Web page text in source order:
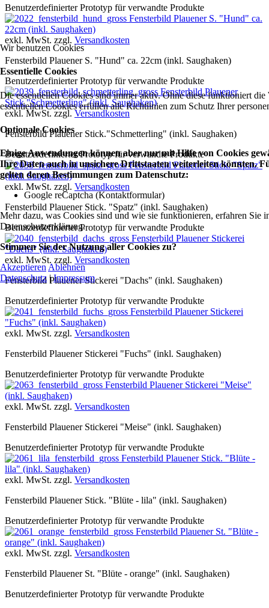
Benutzerdefinierter Prototyp für verwandte Produkte
Fensterbild Plauener S. "Hund" ca.
22cm (inkl. Saughaken)
exkl. MwSt. zzgl. Versandkosten
Fensterbild Plauener S. "Hund" ca. 22cm (inkl. Saughaken)
Benutzerdefinierter Prototyp für verwandte Produkte
Fensterbild Plauener
Stick."Schmetterling" (inkl. Saughaken)
exkl. MwSt. zzgl. Versandkosten
Fensterbild Plauener Stick."Schmetterling" (inkl. Saughaken)
Benutzerdefinierter Prototyp für verwandte Produkte
Fensterbild Plauener Stick. "Spatz"
(inkl. Saughaken)
exkl. MwSt. zzgl. Versandkosten
Fensterbild Plauener Stick. "Spatz" (inkl. Saughaken)
Benutzerdefinierter Prototyp für verwandte Produkte
Fensterbild Plauener Stickerei
"Dachs" (inkl. Saughaken)
exkl. MwSt. zzgl. Versandkosten
Fensterbild Plauener Stickerei "Dachs" (inkl. Saughaken)
Benutzerdefinierter Prototyp für verwandte Produkte
Fensterbild Plauener Stickerei
"Fuchs" (inkl. Saughaken)
exkl. MwSt. zzgl. Versandkosten
Fensterbild Plauener Stickerei "Fuchs" (inkl. Saughaken)
Benutzerdefinierter Prototyp für verwandte Produkte
Fensterbild Plauener Stickerei "Meise"
(inkl. Saughaken)
exkl. MwSt. zzgl. Versandkosten
Fensterbild Plauener Stickerei "Meise" (inkl. Saughaken)
Benutzerdefinierter Prototyp für verwandte Produkte
Fensterbild Plauener Stick. "Blüte -
lila" (inkl. Saughaken)
exkl. MwSt. zzgl. Versandkosten
Fensterbild Plauener Stick. "Blüte - lila" (inkl. Saughaken)
Benutzerdefinierter Prototyp für verwandte Produkte
Fensterbild Plauener St. "Blüte -
orange" (inkl. Saughaken)
exkl. MwSt. zzgl. Versandkosten
Fensterbild Plauener St. "Blüte - orange" (inkl. Saughaken)
Benutzerdefinierter Prototyp für verwandte Produkte
Wir benutzen Cookies
Essentielle Cookies
Die essentiellen Cookies sind immer aktiv. Ohne diese funktioniert die
essentiellen Cookies erfüllen alle Richtlinien zum Schutz Ihrer
Optionale Cookies
Einige Anwendungen können aber nur mit Hilfe von Cookies
Ihre Daten auch in unsichere Drittstaaten weiterleiten könnten.
gelten deren Bestimmungen zum Datenschutz:
Google reCaptcha (Kontaktformular)
Mehr dazu, was Cookies sind und wie sie funktionieren, erfahren Sie
Datenschutzerklärung.
Stimmen Sie der Nutzung aller Cookies zu?
Akzeptieren Ablehnen
Datenschutz |Impressum